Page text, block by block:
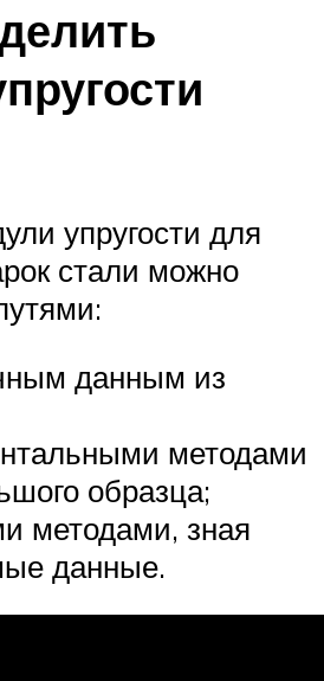
упругости для
стали можно
данным из
методами
образца;
методами, зная
данные.